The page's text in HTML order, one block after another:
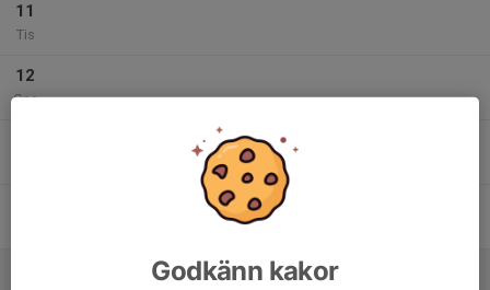
11
Tis
12
Ons
Godkänn kakor